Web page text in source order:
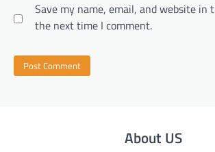
Save my name, email, and website in
the next time I comment.
About US